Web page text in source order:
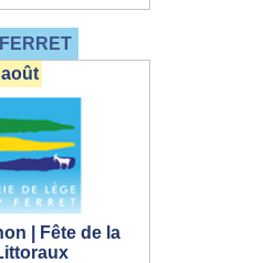
| Fête de la